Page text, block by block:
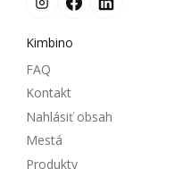
Kimbino
FAQ
Kontakt
Nahlásiť obsah
Mestá
Produkty